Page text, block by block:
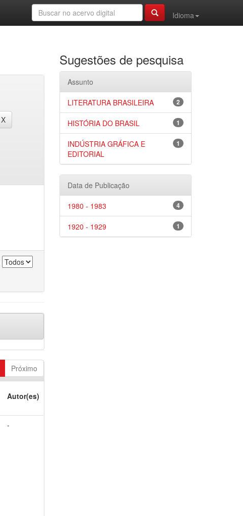
Idioma
Próximo
Autor(es)
-
Sugestões de pesquisa
Assunto
2
LITERATURA BRASILEIRA
1
HISTÓRIA DO BRASIL
1
INDÚSTRIA GRÁFICA E
EDITORIAL
Data de Publicação
4
1980 - 1983
1
1920 - 1929